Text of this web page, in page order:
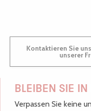
Kontaktieren Sie uns oder besuchen Sie uns in einem
unserer
BLEIBEN SIE IN
Verpassen Sie keine